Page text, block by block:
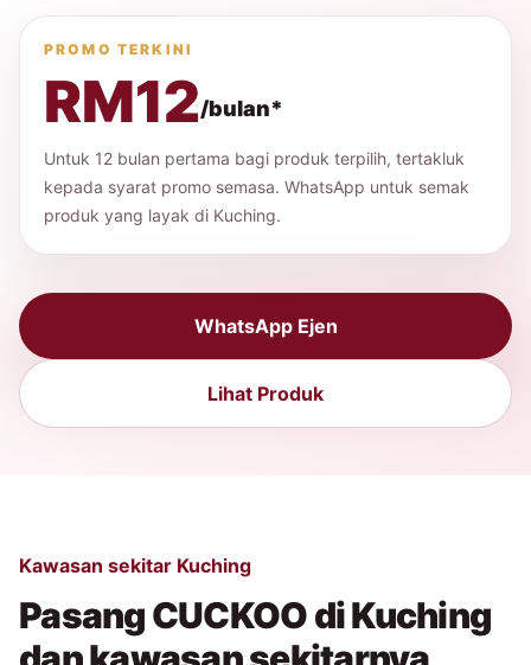
PROMO TERKINI
RM12/bulan*
Untuk 12 bulan pertama bagi produk terpilih, tertakluk
kepada syarat promo semasa. WhatsApp untuk semak
produk yang layak di Kuching.
WhatsApp Ejen
Lihat Produk
Kawasan sekitar Kuching
Pasang CUCKOO di Kuching